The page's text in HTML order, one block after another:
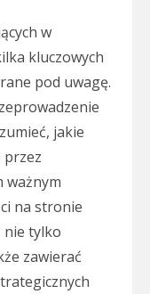
w
kluczowych
pod uwagę.
jakie
przez
ważnym
na stronie
nie tylko
zawierać